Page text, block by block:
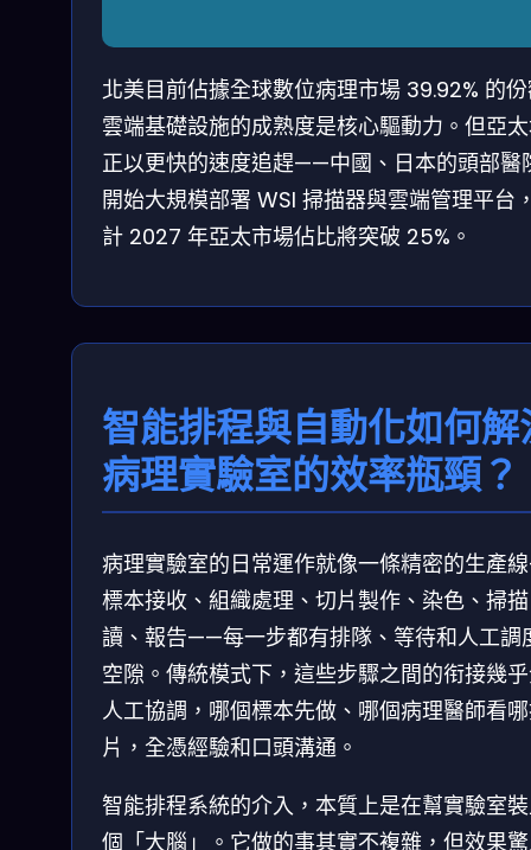
北美目前佔據全球數位病理市場 39.92% 的
雲端基礎設施的成熟度是核心驅動力。但亞
正以更快的速度追趕——中國、日本的頭部醫
開始大規模部署 WSI 掃描器與雲端管理平台
計 2027 年亞太市場佔比將突破 25%。
智能排程與自動化如何解
病理實驗室的效率瓶頸？
病理實驗室的日常運作就像一條精密的生產
標本接收、組織處理、切片製作、染色、掃
讀、報告——每一步都有排隊、等待和人工調
空隙。傳統模式下，這些步驟之間的衔接幾
人工協調，哪個標本先做、哪個病理醫師看
片，全憑經驗和口頭溝通。
智能排程系統的介入，本質上是在幫實驗室
個「大腦」。它做的事其實不複雜，但效果